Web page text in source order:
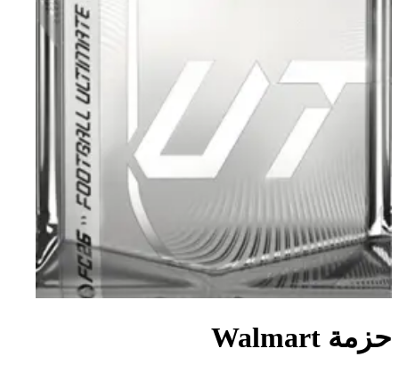
حزمة Walmart